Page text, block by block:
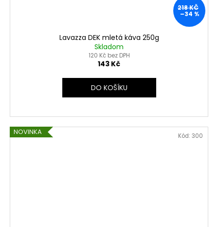
218 KČ
–34 %
Lavazza DEK mletá káva 250g
Skladom
120 Kč bez DPH
143 Kč
DO KOŠÍKU
NOVINKA Kód: 300